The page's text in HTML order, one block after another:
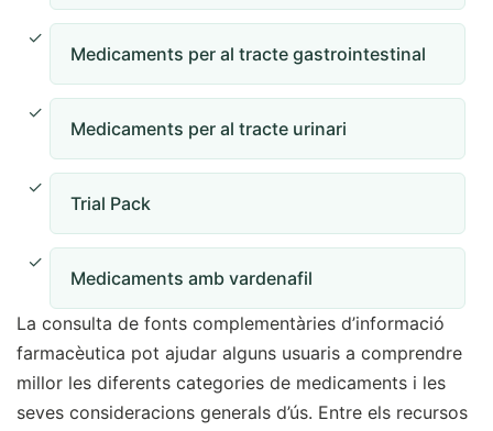
Medicaments per al tracte gastrointestinal
Medicaments per al tracte urinari
Trial Pack
Medicaments amb vardenafil
La consulta de fonts complementàries d’informació
farmacèutica pot ajudar alguns usuaris a comprendre
millor les diferents categories de medicaments i les
seves consideracions generals d’ús. Entre els recursos